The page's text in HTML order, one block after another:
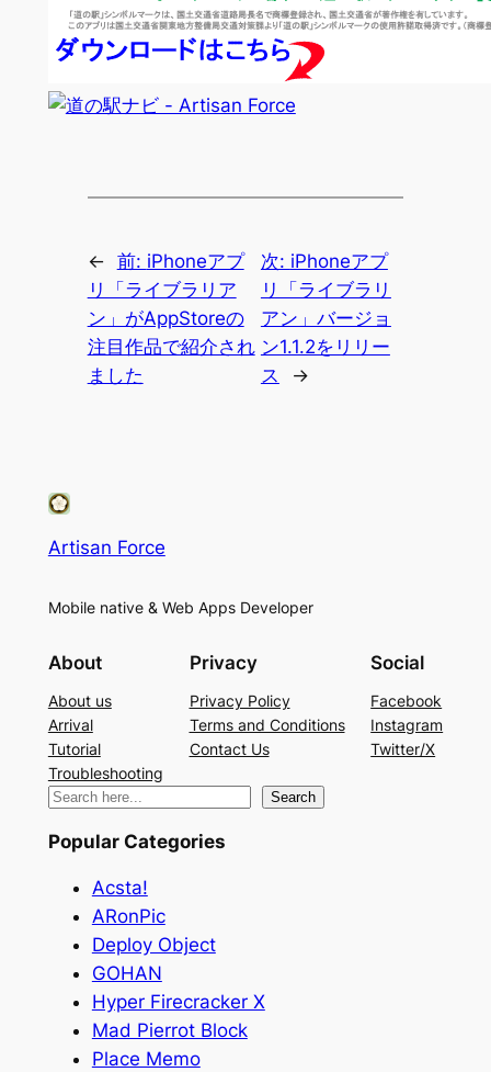
← 前: iPhoneアプ
リ「ライブラリア
ン」がAppStoreの
注目作品で紹介され
ました
次: iPhoneアプ
リ「ライブラリ
アン」バージョ
ン1.1.2をリリー
ス
→
Artisan Force
Mobile native & Web Apps Developer
About
About us
Arrival
Tutorial
Troubleshooting
Privacy
Privacy Policy
Terms and Conditions
Contact Us
Social
Facebook
Instagram
Twitter/X
検
Search
Popular Categories
Acsta!
ARonPic
Deploy Object
GOHAN
Hyper Firecracker X
Mad Pierrot Block
Place Memo